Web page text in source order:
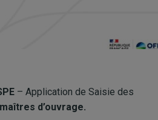
– Application de Saisie des
maîtres d’ouvrage.